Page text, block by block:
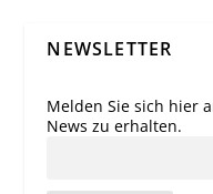
NEWSLETTER
Melden Sie sich hier
News zu erhalten.